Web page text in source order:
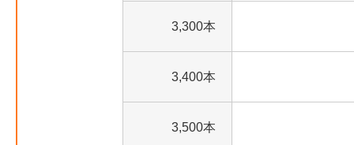
3,300本
3,400本
3,500本